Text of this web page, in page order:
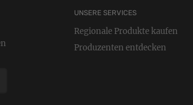
UNSERE SERVICES
Regionale Produkte kaufen
Produzenten entdecken